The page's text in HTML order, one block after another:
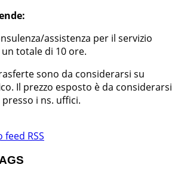
assistenza per il servizio
un totale di 10 ore.
sono da considerarsi su
Il prezzo esposto è da considerarsi
i ns. uffici.
RSS